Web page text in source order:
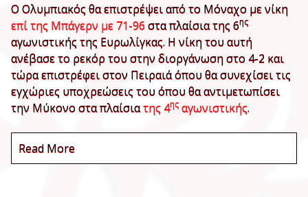
Ο Ολυμπιακός θα επιστρέψει από το Μόναχο με νίκη
επί της Μπάγερν με 71-96 στα πλαίσια της 6ης
αγωνιστικής της Ευρωλίγκας. Η νίκη του αυτή
ανέβασε το ρεκόρ του στην διοργάνωση στο 4-2 και
τώρα επιστρέφει στον Πειραιά όπου θα συνεχίσει τις
εγχώριες υποχρεώσεις του όπου θα αντιμετωπίσει
την Μύκονο στα πλαίσιατης 4ηςαγωνιστικής.
Read More